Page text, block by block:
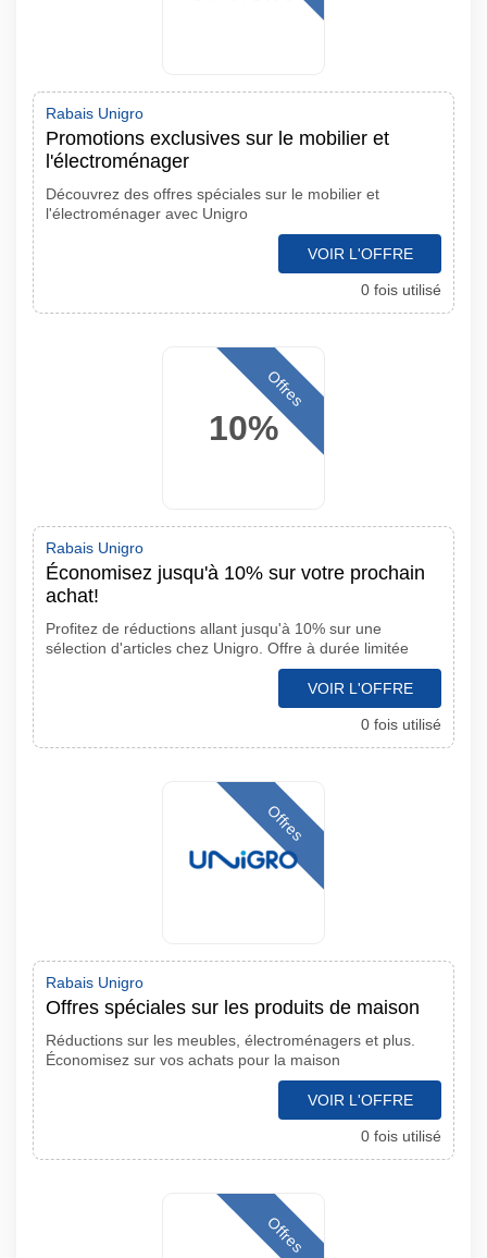
Rabais Unigro
Promotions exclusives sur le mobilier et
l'électroménager
Découvrez des offres spéciales sur le mobilier et
l'électroménager avec Unigro
VOIR L'OFFRE
0 fois utilisé
10%
Offres
Rabais Unigro
Économisez jusqu'à 10% sur votre prochain
achat!
Profitez de réductions allant jusqu'à 10% sur une
sélection d'articles chez Unigro. Offre à durée limitée
VOIR L'OFFRE
0 fois utilisé
Offres
Rabais Unigro
Offres spéciales sur les produits de maison
Réductions sur les meubles, électroménagers et plus.
Économisez sur vos achats pour la maison
VOIR L'OFFRE
0 fois utilisé
Offres